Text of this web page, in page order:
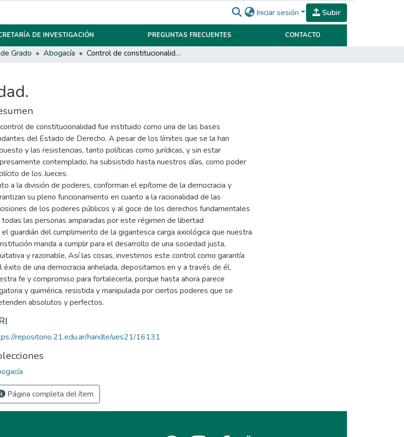
Iniciar sesión Subir
DE INVESTIGACIÓN PREGUNTAS FRECUENTES CONTACTO
Grado Abogacía Control de constitucionalidad.
de constitucionalidad fue instituido como una de las bases
del Estado de Derecho. A pesar de los límites que se la han
y las resistencias, tanto políticas como jurídicas, y sin estar
contemplado, ha subsistido hasta nuestros días, como poder
de los Jueces.
a la división de poderes, conforman el epítome de la democracia y
su pleno funcionamiento en cuanto a la racionalidad de las
de los poderes públicos y al goce de los derechos fundamentales
las personas amparadas por este régimen de libertad
el guardián del cumplimiento de la gigantesca carga axiológica que nuestra
manda a cumplir para el desarrollo de una sociedad justa,
y razonable, Así las cosas, investimos este control como garantía
éxito de una democracia anhelada, depositamos en y a través de él,
fe y compromiso para fortalecerla, porque hasta ahora parece
y quimérica, resistida y manipulada por ciertos poderes que se
absolutos y perfectos.
repositorio.21.edu.ar/handle/ues21/16131
Página completa del ítem